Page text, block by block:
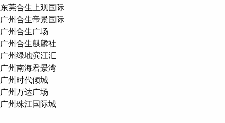
东莞合生上观国际
广州合生帝景国际
广州合生广场
广州合生麒麟社
广州绿地滨江汇
广州南海君景湾
广州时代倾城
广州万达广场
广州珠江国际城